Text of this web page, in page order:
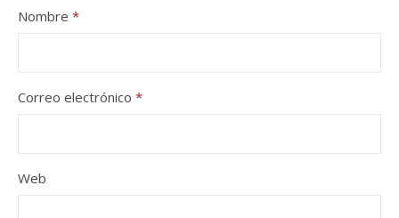
Nombre *
Correo electrónico *
Web